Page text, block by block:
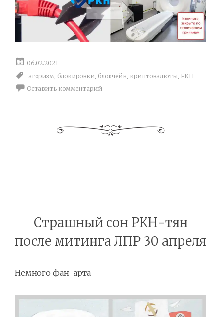
06.02.2021
агоризм, блокировки, блокчейн, криптовалюты, РКН
Оставить комментарий
Страшный сон РКН-тян
после митинга ЛПР 30 апреля
Немного фан-арта